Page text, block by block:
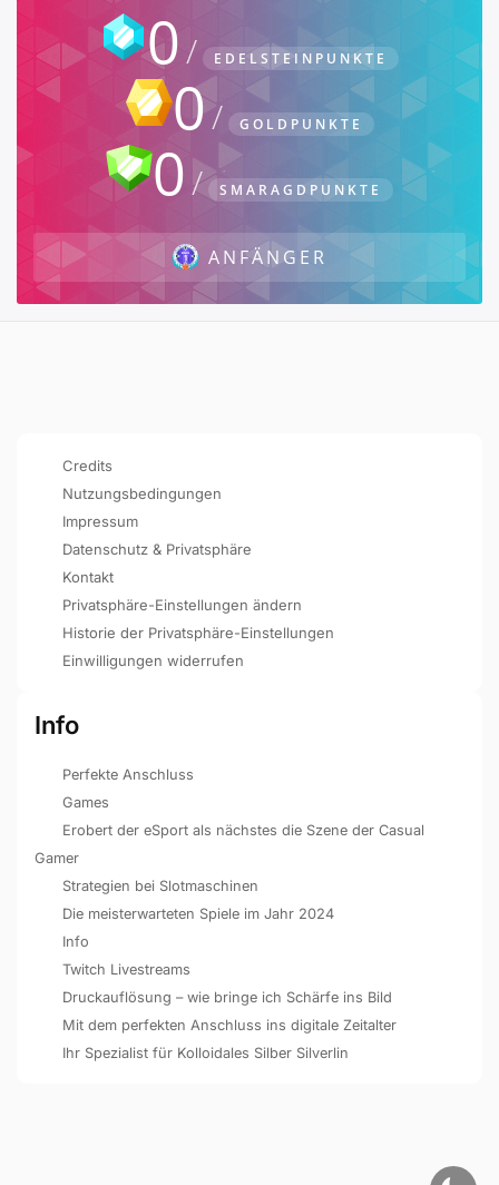
0 EDELSTEINPUNKTE
0 GOLDPUNKTE
0 SMARAGDPUNKTE
ANFÄNGER
Credits
Nutzungsbedingungen
Impressum
Datenschutz & Privatsphäre
Kontakt
Privatsphäre-Einstellungen ändern
Historie der Privatsphäre-Einstellungen
Einwilligungen widerrufen
Info
Perfekte Anschluss
Games
Erobert der eSport als nächstes die Szene der Casual
Gamer
Strategien bei Slotmaschinen
Die meisterwarteten Spiele im Jahr 2024
Info
Twitch Livestreams
Druckauflösung – wie bringe ich Schärfe ins Bild
Mit dem perfekten Anschluss ins digitale Zeitalter
Ihr Spezialist für Kolloidales Silber Silverlin